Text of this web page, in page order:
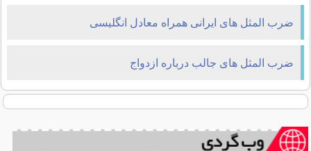
ضرب المثل های ایرانی همراه معادل انگلیسی
ضرب المثل های جالب درباره ازدواج